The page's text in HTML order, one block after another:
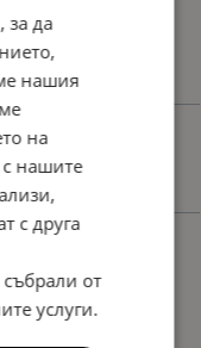
за да
нашия
на
нашите
с друга
от
услуги.